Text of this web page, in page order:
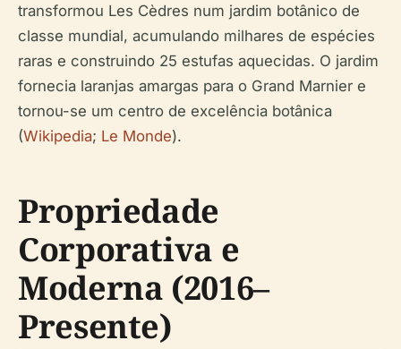
transformou Les Cèdres num jardim botânico de
classe mundial, acumulando milhares de espécies
raras e construindo 25 estufas aquecidas. O jardim
fornecia laranjas amargas para o Grand Marnier e
tornou-se um centro de excelência botânica
(Wikipedia; Le Monde).
Propriedade
Corporativa e
Moderna (2016–
Presente)